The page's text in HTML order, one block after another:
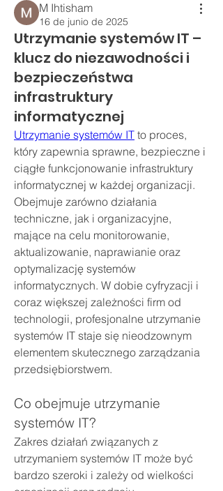
M Ihtisham
16 de junio de 2025
Utrzymanie systemów IT –
klucz do niezawodności i
bezpieczeństwa
infrastruktury
informatycznej
Utrzymanie systemów IT to proces,
który zapewnia sprawne, bezpieczne i
ciągłe funkcjonowanie infrastruktury
informatycznej w każdej organizacji.
Obejmuje zarówno działania
techniczne, jak i organizacyjne,
mające na celu monitorowanie,
aktualizowanie, naprawianie oraz
optymalizację systemów
informatycznych. W dobie cyfryzacji i
coraz większej zależności firm od
technologii, profesjonalne utrzymanie
systemów IT staje się nieodzownym
elementem skutecznego zarządzania
przedsiębiorstwem.
Co obejmuje utrzymanie
systemów IT?
Zakres działań związanych z
utrzymaniem systemów IT może być
bardzo szeroki i zależy od wielkości